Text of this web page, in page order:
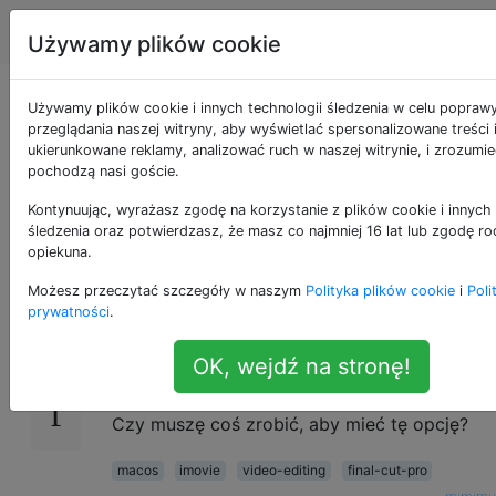
Apple Tagi
Czy można wysłać
projekt z iMovie 10.1
do Final Cut Pro 7.0?
1
Nie jestem pewien, ponieważ w menu Plik
niezależnie od projektu, który próbuję
otworzyć.
Czy muszę coś zrobić, aby mieć tę opcję?
macos imovie video-editing
final-cut-pro
Używamy plików cookie
Używamy plików cookie i innych technologii śledzenia w celu
przeglądania naszej witryny, aby wyświetlać spersonalizowane treści i
ukierunkowane reklamy, analizować ruch w naszej witrynie, i
pochodzą nasi goście.
Kontynuując, wyrażasz zgodę na korzystanie z plików cookie i
śledzenia oraz potwierdzasz, że masz co najmniej 16 lat lub zgodę
opiekuna.
Możesz przeczytać szczegóły w naszym Polityka plików cookie i
prywatności.
OK, wejdź na stronę!